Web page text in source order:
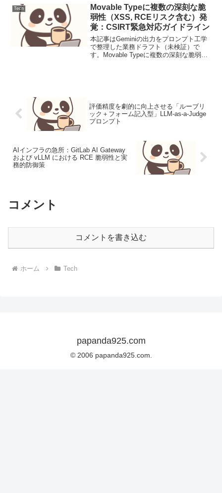
可欠です。本記事では、強力なコマンド
ライン...
Tech
Movable Typeに複数の深刻な脆
弱性（XSS, RCEリスク含む）発
覚：CSIRT緊急対応ガイドライン
本記事はGeminiの出力をプロンプト工学
で整理した業務ドラフト（未検証）で
す。Movable Typeに複数の深刻な脆弱性
評価精度を劇的に向上させる「ルーブリ
ック＋フォーム記入型」LLM-as-a-Judge
プロンプト
AIインフラの急所：GitLab AI Gateway
および vLLM における RCE 脆弱性と実
務的防御策
コメント
コメントを書き込む
ホーム Tech
papanda925.com
© 2006 papanda925.com.